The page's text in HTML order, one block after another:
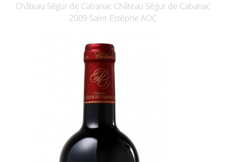
Château Ségur de Cabanac Château Ségur de Cabanac
2009 Saint-Estèphe AOC